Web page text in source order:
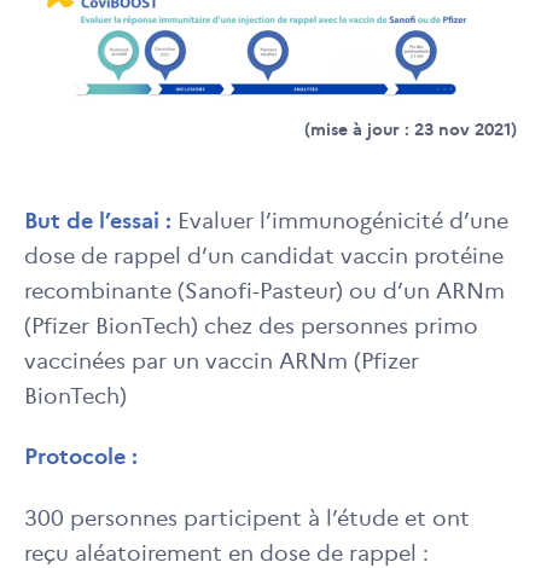
(mise à jour : 23 nov 2021)
But de l’essai : Evaluer l’immunogénicité d’une
dose de rappel d’un candidat vaccin protéine
recombinante (Sanofi-Pasteur) ou d’un ARNm
(Pfizer BionTech) chez des personnes primo
vaccinées par un vaccin ARNm (Pfizer
BionTech)
Protocole :
300 personnes participent à l’étude et ont
reçu aléatoirement en dose de rappel :